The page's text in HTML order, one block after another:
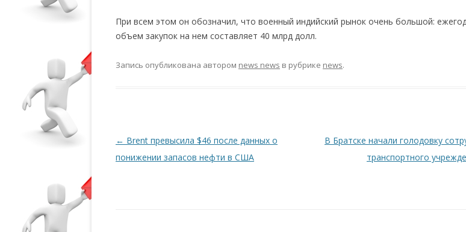
При всем этом он обозначил, что военный индийский рынок очень большой:
объем закупок на нем составляет 40 млрд долл.
Запись опубликована автором news news в рубрике news.
Навигация по записям
← Brent превысила $46 после данных о
понижении запасов нефти в США
В Братске начали голодовку
транспортного